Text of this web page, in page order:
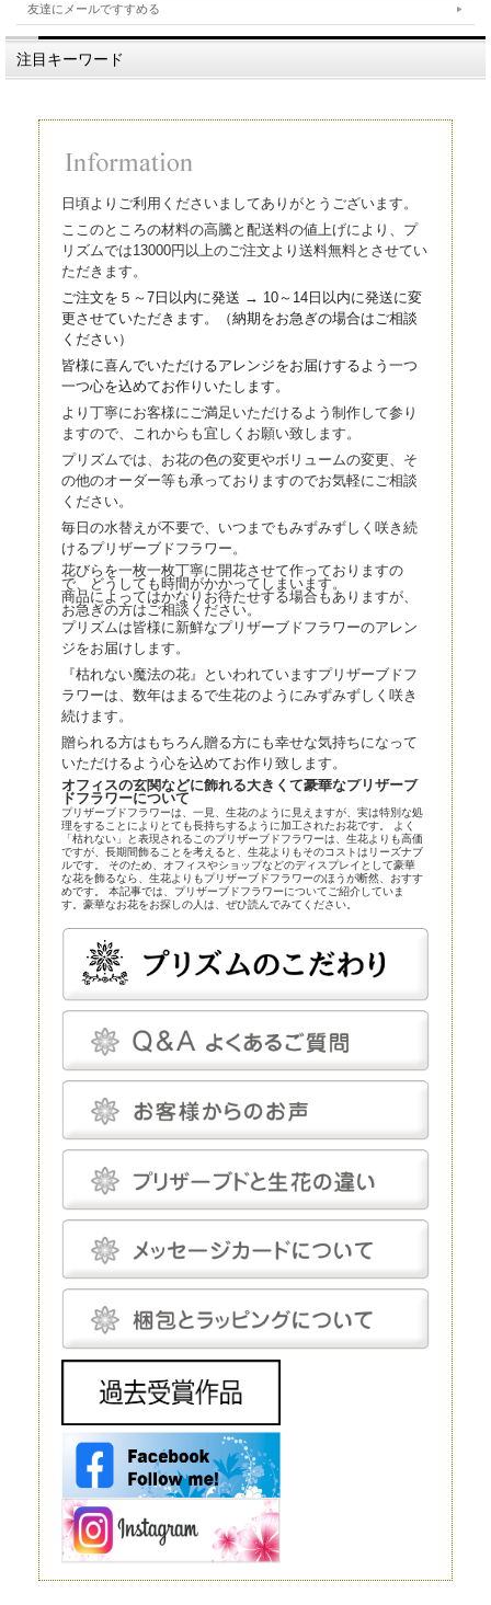
友達にメールですすめる
注目キーワード
日頃よりご利用くださいましてありがとうございます。
ここのところの材料の高騰と配送料の値上げにより、プ
リズムでは13000円以上のご注文より送料無料とさせてい
ただきます。
ご注文を５～7日以内に発送 → 10～14日以内に発送に変
更させていただきます。（納期をお急ぎの場合はご相談
ください）
皆様に喜んでいただけるアレンジをお届けするよう一つ
一つ心を込めてお作りいたします。
より丁寧にお客様にご満足いただけるよう制作して参り
ますので、これからも宜しくお願い致します。
プリズムでは、お花の色の変更やボリュームの変更、そ
の他のオーダー等も承っておりますのでお気軽にご相談
ください。
毎日の水替えが不要で、いつまでもみずみずしく咲き続
けるプリザーブドフラワー。
花びらを一枚一枚丁寧に開花させて作っておりますの
で、どうしても時間がかかってしまいます。
商品によってはかなりお待たせする場合もありますが、
お急ぎの方はご相談ください。
プリズムは皆様に新鮮なプリザーブドフラワーのアレン
ジをお届けします。
『枯れない魔法の花』といわれていますプリザーブドフ
ラワーは、数年はまるで生花のようにみずみずしく咲き
続けます。
贈られる方はもちろん贈る方にも幸せな気持ちになって
いただけるよう心を込めてお作り致します。
オフィスの玄関などに飾れる大きくて豪華なプリザーブ
ドフラワーについて
プリザーブドフラワーは、一見、生花のように見えますが、実は特別な処
理をすることによりとても長持ちするように加工されたお花です。 よく
「枯れない」と表現されるこのプリザーブドフラワーは、生花よりも高価
ですが、長期間飾ることを考えると、生花よりもそのコストはリーズナブ
ルです。 そのため、オフィスやショップなどのディスプレイとして豪華
な花を飾るなら、生花よりもプリザーブドフラワーのほうが断然、おすす
めです。 本記事では、プリザーブドフラワーについてご紹介していま
す。豪華なお花をお探しの人は、ぜひ読んでみてください。
プリザーブドフラワーとほかの花の比較
プリザーブドフラワーは、近年、生花店の店頭にも並べられているので、
よく知らなくても目にしている人は多いかもしれません。まずはプリザー
ブドフラワーとほかの花とを比較してみましょう。
プリザーブドフラワー
プリザーブドフラワーは、一見、生花のように見える、人工的に加工され
ための作業も施されます。
プリザーブドフラワーは染色も可能です。そのため、生花にはありえない
るのですが、メンテナンスフリーというわけではありません。
温度と湿度に対してはデリケートで、これらについてはしっかり管理しな
いと、ヒビや色あせなどの発生を招きます。しかし、エアコンをつけっぱ
なしにして完全管理する必要はなく、気にしてあげる程度で十分です。
プリザーブドフラワーにとって最適な温度は18～25℃程度、湿度は30～
50％程度です。プリザーブドフラワーは基本的に「花」を加工したもの
で、茎は後付けになります。そのため、小さなお供え花から豪華なディス
プレイまで、さまざまな用途で使えます。
生花
ザーブドフラワーと比較するとなると「切り花」になるでしょう。生花の
魅力は、やはりその生命感です。
元々、寿命が短いということもあり、一生懸命手をかけても、多くの場
合、1～2週間で寿命を迎えてしまうことは生花の宿命ではありますが、
飾ることを考えるとデメリットだといえるでしょう。 生花は豪華なディ
スプレイとして使われることもありますが、お花の種類によってはとても
高価で、また、当然ながら長期間飾ることはできません。
造花は、実在するお花をモチーフにして作られる人工的なお花です。人工
ブドフラワーが原材料に生花を使うのに対し、造花は化学繊維やワイヤー
などを使いますので、まったく性質が異なります。
インテリアやフラワーアレンジメントにもよく利用されており、高いクオ
リティを持つ造花は、値段も高い代わりに驚くほど繊細です。それでも、
ルックスや質感については、やはりほかの花と比較するものではありませ
ん。 もちろん、何も手をかけなくても美しさを保ってくれるということ
は、この造花の大きなメリットだといえるでしょう。
ドライフラワー
ドライフラワーは、プリザーブドフラワー同様、生花から作られるお花で
す。文字どおり、生花を乾燥させたものがドライフラワーです。水分を抜